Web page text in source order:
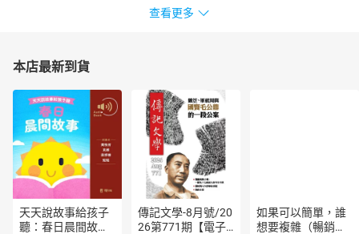
查看更多
本店最新到貨
天天說故事給孩子
聽：春日晨間故事
傳記文學-8月號/20
26第771期【電子
如果可以簡單，誰
想要複雜（暢銷經